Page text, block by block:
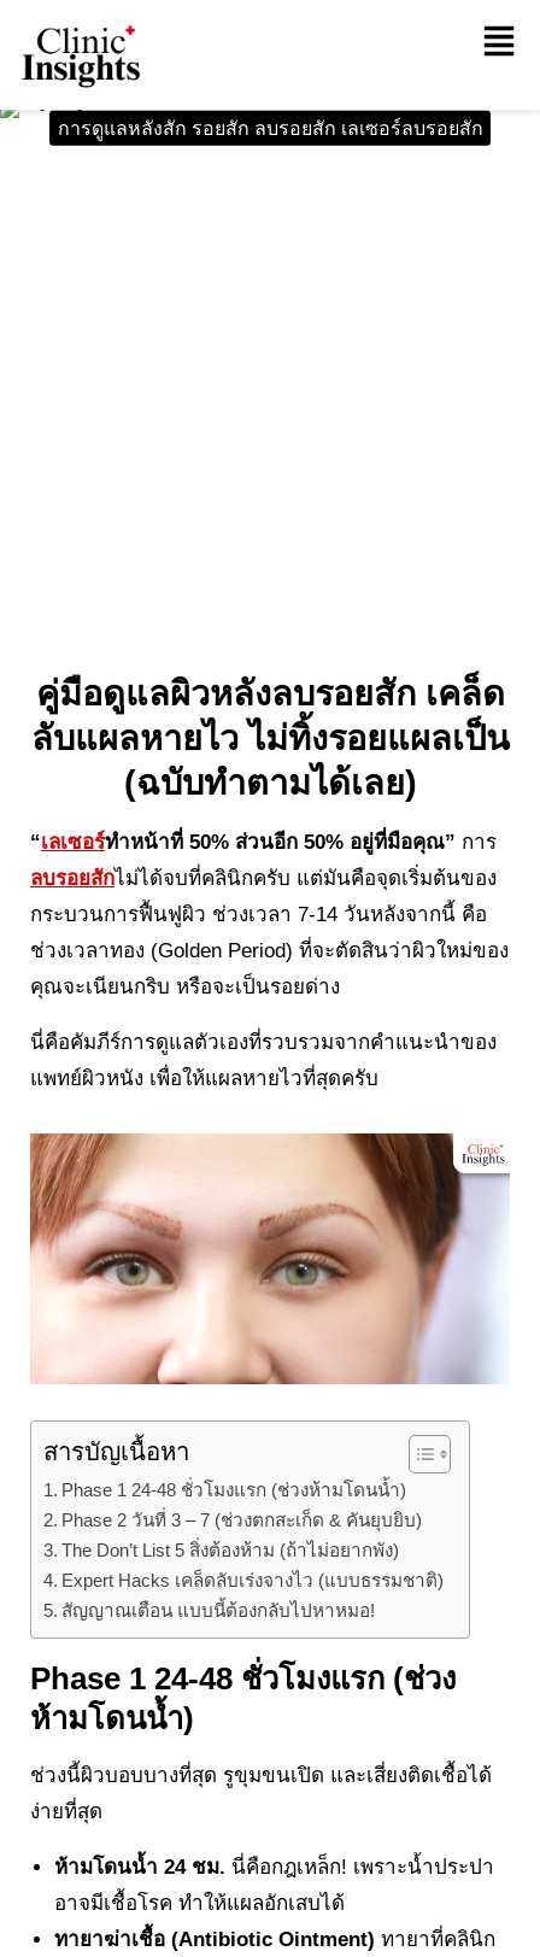
การดูแลหลังสัก รอยสัก ลบรอยสัก เลเซอร์ลบรอยสัก
คู่มือดูแลผิวหลังลบรอยสัก เคล็ด
ลับแผลหายไว ไม่ทิ้งรอยแผลเป็น
(ฉบับทำตามได้เลย)
“เลเซอร์ทำหน้าที่ 50% ส่วนอีก 50% อยู่ที่มือคุณ” การ
ลบรอยสักไม่ได้จบที่คลินิกครับ แต่มันคือจุดเริ่มต้นของ
กระบวนการฟื้นฟูผิว ช่วงเวลา 7-14 วันหลังจากนี้ คือ
ช่วงเวลาทอง (Golden Period) ที่จะตัดสินว่าผิวใหม่ของ
คุณจะเนียนกริบ หรือจะเป็นรอยด่าง
นี่คือคัมภีร์การดูแลตัวเองที่รวบรวมจากคำแนะนำของ
แพทย์ผิวหนัง เพื่อให้แผลหายไวที่สุดครับ
สารบัญเนื้อหา
Phase 1 24-48 ชั่วโมงแรก (ช่วงห้ามโดนน้ำ)
Phase 2 วันที่ 3 – 7 (ช่วงตกสะเก็ด & คันยุบยิบ)
The Don’t List 5 สิ่งต้องห้าม (ถ้าไม่อยากพัง)
Expert Hacks เคล็ดลับเร่งจางไว (แบบธรรมชาติ)
สัญญาณเตือน แบบนี้ต้องกลับไปหาหมอ!
Phase 1 24-48 ชั่วโมงแรก (ช่วง
ห้ามโดนน้ำ)
ช่วงนี้ผิวบอบบางที่สุด รูขุมขนเปิด และเสี่ยงติดเชื้อได้
ง่ายที่สุด
ห้ามโดนน้ำ 24 ชม. นี่คือกฎเหล็ก! เพราะน้ำประปา
อาจมีเชื้อโรค ทำให้แผลอักเสบได้
ทายาฆ่าเชื้อ (Antibiotic Ointment) ทายาที่คลินิก